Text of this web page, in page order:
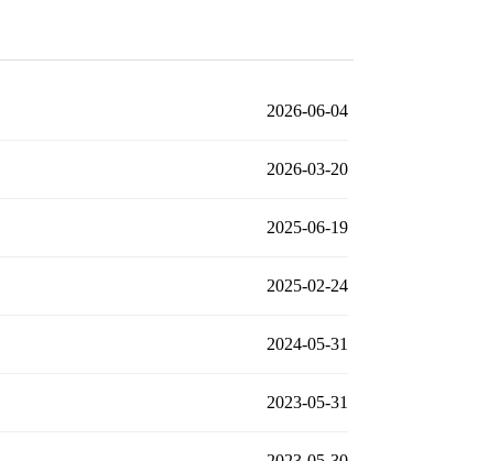
2026-06-04
2026-03-20
2025-06-19
2025-02-24
2024-05-31
2023-05-31